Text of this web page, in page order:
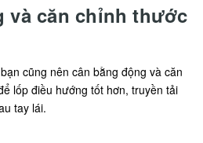
và căn chỉnh thước
cũng nên cân bằng động và căn
lốp điều hướng tốt hơn, truyền tải
tay lái.